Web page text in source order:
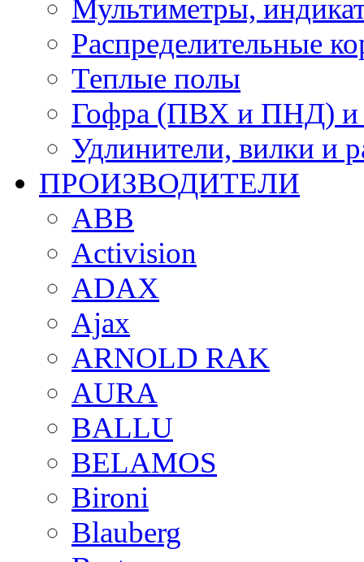
Мультиметры,
Распределительные
Теплые полы
Гофра (ПВХ и ПНД) и
Удлинители, вилки и
ПРОИЗВОДИТЕЛИ
ABB
Activision
ADAX
Ajax
ARNOLD RAK
AURA
BALLU
BELAMOS
Bironi
Blauberg